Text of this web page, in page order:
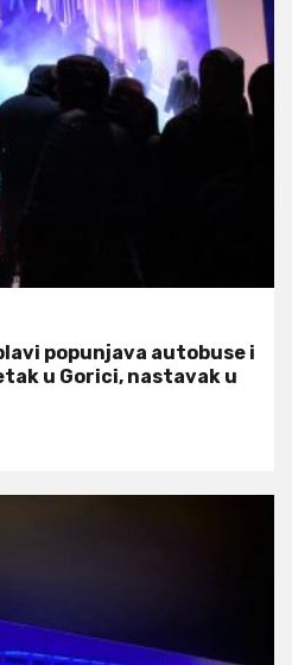
popunjava autobuse i
u Gorici, nastavak u